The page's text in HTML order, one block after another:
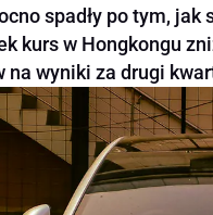
spadły po tym, jak
kurs w Hongkongu
na wyniki za drugi